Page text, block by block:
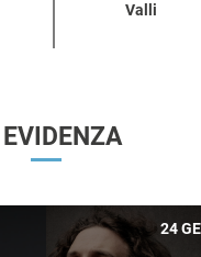
Valli
EVIDENZA
24